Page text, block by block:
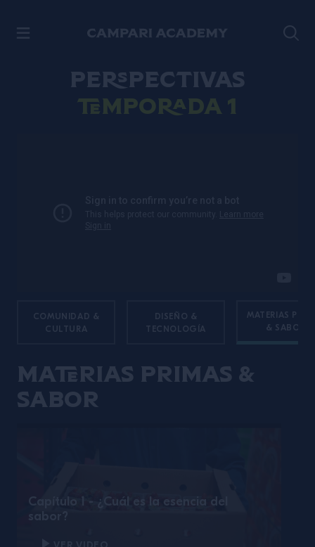
Perspectivas
Temporada 1
COMUNIDAD &
CULTURA
DISEÑO &
TECNOLOGÍA
MATERIAS
& SABOR
Materias Primas &
Sabor
Capítulo 1 - ¿Cuál es la esencia del
sabor?